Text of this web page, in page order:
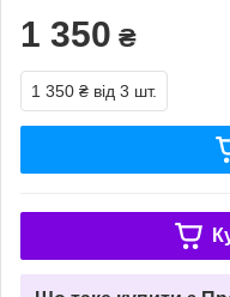
1 350 ₴
1 350 ₴ від 3 шт.